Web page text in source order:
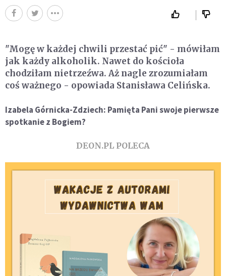
"Mogę w każdej chwili przestać pić" - mówiłam
jak każdy alkoholik. Nawet do kościoła
chodziłam nietrzeźwa. Aż nagle zrozumiałam
coś ważnego - opowiada Stanisława Celińska.
Izabela Górnicka-Zdziech: Pamięta Pani swoje pierwsze
spotkanie z Bogiem?
DEON.PL POLECA